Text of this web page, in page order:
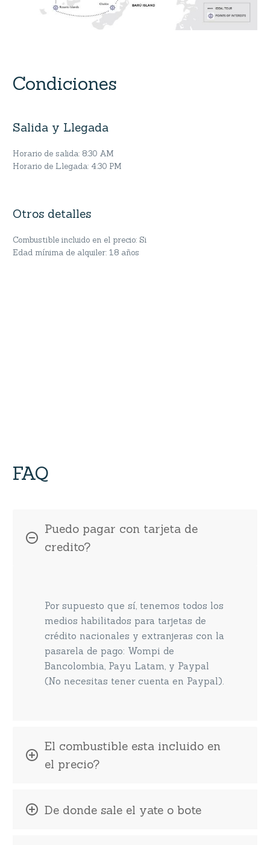
Condiciones
Salida y Llegada
Horario de salida: 8:30 AM
Horario de Llegada: 4:30 PM
Otros detalles
Combustible incluido en el precio: Si
Edad mínima de alquiler: 18 años
FAQ
Puedo pagar con tarjeta de
credito?
Por supuesto que sí, tenemos todos los
medios habilitados para tarjetas de
crédito nacionales y extranjeras con la
pasarela de pago: Wompi de
Bancolombia, Payu Latam, y Paypal
(No necesitas tener cuenta en Paypal).
El combustible esta incluido en
el precio?
De donde sale el yate o bote